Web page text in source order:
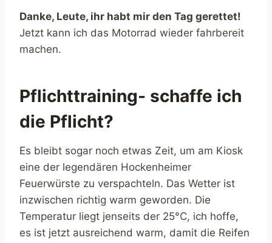
Danke, Leute, ihr habt mir den Tag gerettet!
Jetzt kann ich das Motorrad wieder fahrbereit
machen.
Pflichttraining- schaffe ich
die Pflicht?
Es bleibt sogar noch etwas Zeit, um am Kiosk
eine der legendären Hockenheimer
Feuerwürste zu verspachteln. Das Wetter ist
inzwischen richtig warm geworden. Die
Temperatur liegt jenseits der 25°C, ich hoffe,
es ist jetzt ausreichend warm, damit die Reifen